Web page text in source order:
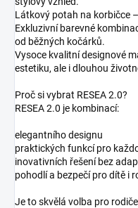
Látkový potah na korbičce
Exkluzivní barevné
od běžných kočárků.
Vysoce kvalitní designové
estetiku, ale i dlouhou
Proč si vybrat RESEA 2.0?
RESEA 2.0 je kombinací:
elegantního designu
praktických funkcí pro
inovativních řešení bez
pohodlí a bezpečí pro dítě i
Je to skvělá volba pro